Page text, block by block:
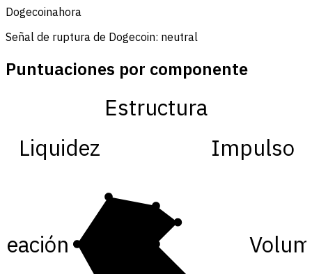
Dogecoinahora
Señal de ruptura de Dogecoin: neutral
Puntuaciones por componente
Estructura
Impulso
Liquidez